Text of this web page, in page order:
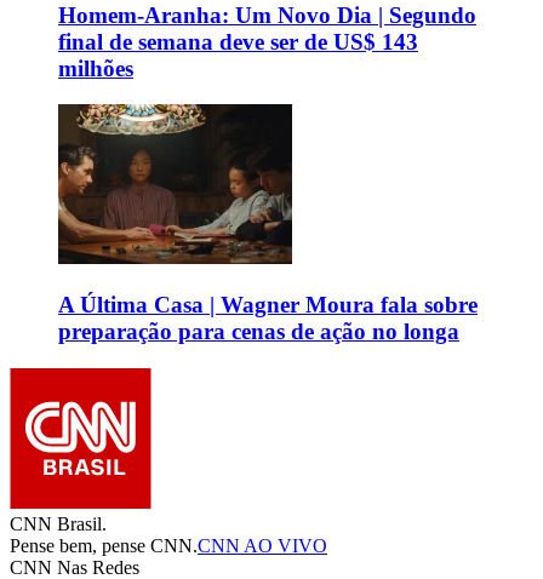
Homem-Aranha: Um Novo Dia | Segundo
final de semana deve ser de US$ 143
milhões
A Última Casa | Wagner Moura fala sobre
preparação para cenas de ação no longa
CNN Brasil.
Pense bem, pense CNN.CNN AO VIVO
CNN Nas Redes